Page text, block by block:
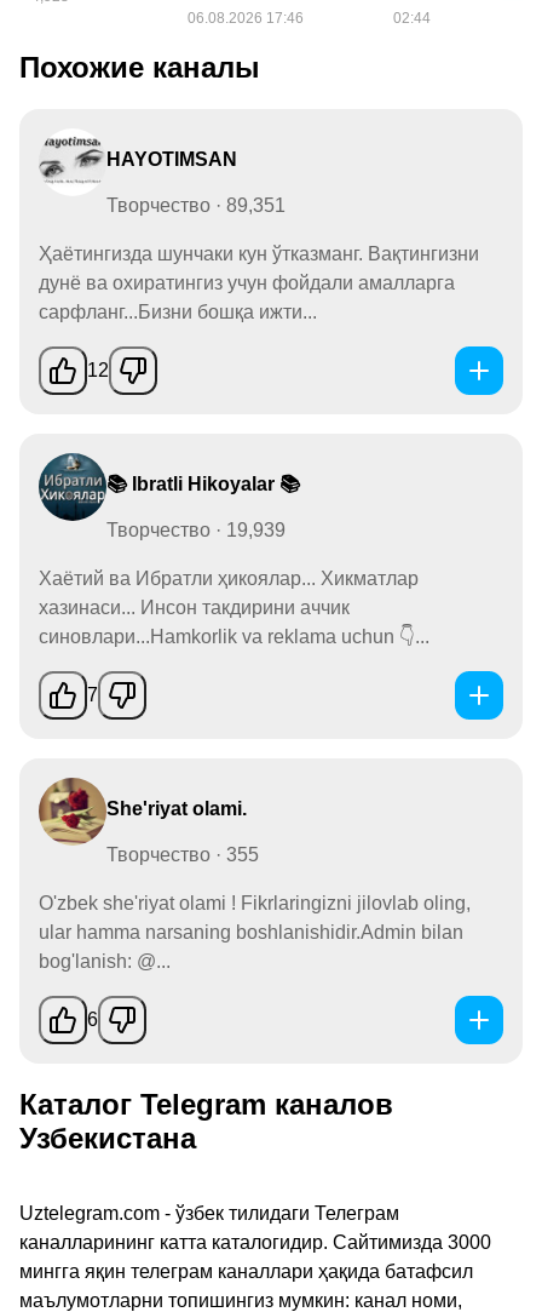
Похожие каналы
HAYOTIMSAN
Творчество · 89,351
Ҳаётингизда шунчаки кун ўтказманг. Вақтингизни
дунё ва охиратингиз учун фойдали амалларга
сарфланг...Бизни бошқа ижти...
12
📚 Ibratli Hikoyalar 📚
Творчество · 19,939
Хаётий ва Ибратли ҳикоялар... Хикматлар
хазинаси... Инсон такдирини аччик
синовлари...Hamkorlik va reklama uchun 👇...
7
She'riyat olami.
Творчество · 355
O'zbek she'riyat olami ! Fikrlaringizni jilovlab oling,
ular hamma narsaning boshlanishidir.Admin bilan
bog'lanish: @...
6
Каталог Telegram каналов
Узбекистана
Uztelegram.com - ўзбек тилидаги Телеграм
каналларининг катта каталогидир. Сайтимизда 3000
мингга яқин телеграм каналлари ҳақида батафсил
маълумотларни топишингиз мумкин: канал номи,